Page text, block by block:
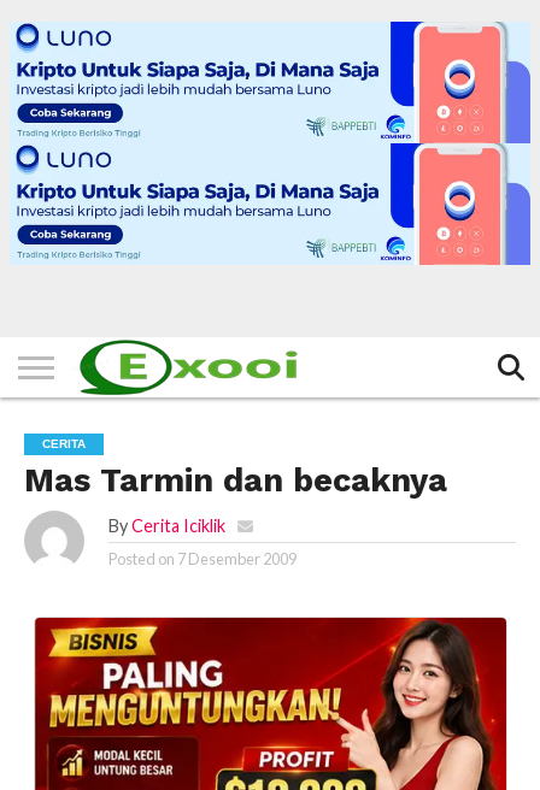
HOME
FILTER
BERITA
BIODATA
CERITA
CERPEN
EKSKLUSIF
FOTO
VIDEO
TIPS
MORE
CERITA
Mas Tarmin dan becaknya
By Cerita Iciklik
Posted on 7 Desember 2009